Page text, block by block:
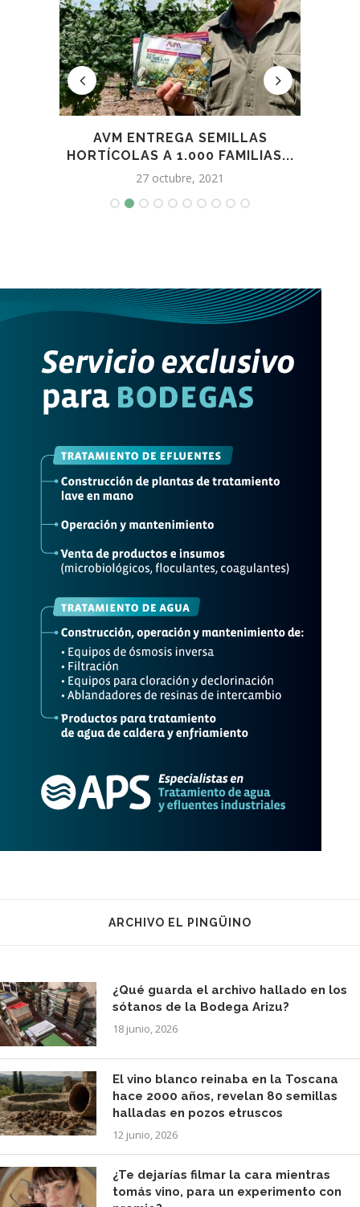
AVM ENTREGA SEMILLAS
HORTÍCOLAS A 1.000 FAMILIAS...
27 octubre, 2021
ARCHIVO EL PINGÜINO
¿Qué guarda el archivo hallado en los
sótanos de la Bodega Arizu?
18 junio, 2026
El vino blanco reinaba en la Toscana
hace 2000 años, revelan 80 semillas
halladas en pozos etruscos
12 junio, 2026
¿Te dejarías filmar la cara mientras
tomás vino, para un experimento con